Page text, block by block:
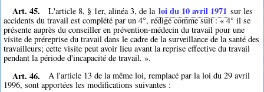
Art. 45.
L'article 8, § 1er, alinéa 3, de la loi du 10 avril 1971 sur les
accidents du travail est complété par un 4°, rédigé comme suit : « 4° il se
présente auprès du conseiller en prévention-médecin du travail pour une
visite de préreprise du travail dans le cadre de la surveillance de la santé des
travailleurs; cette visite peut avoir lieu avant la reprise effective du travail
pendant la période d'incapacité de travail. ».
Art. 46.
A l'article 13 de la même loi, remplacé par la loi du 29 avril
1996, sont apportées les modifications suivantes :